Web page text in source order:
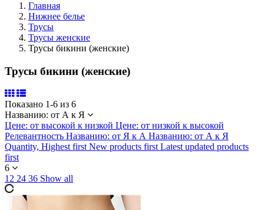
Главная
Нижнее белье
Трусы
Трусы женские
Трусы бикини (женские)
Трусы бикини (женские)
Показано 1-6 из 6
Названию: от А к Я
Цене: от высокой к низкой Цене: от низкой к высокой
Релевантность Названию: от Я к А Названию: от А к Я
Quantity, Highest firstNew products firstLatest updated products
first
6
12 24 36 Show all